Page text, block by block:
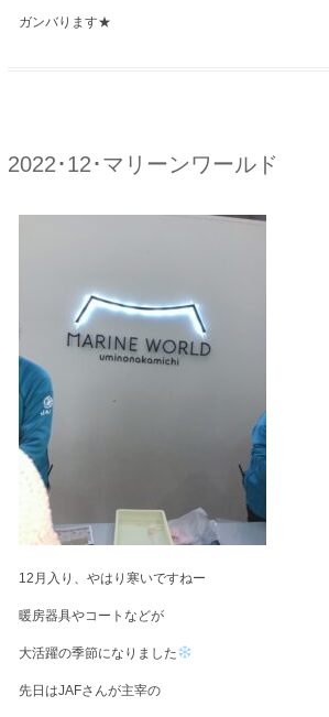
ガンバります★
2022･12･マリーンワールド
12月入り、やはり寒いですねー
暖房器具やコートなどが
大活躍の季節になりました
先日はJAFさんが主宰の